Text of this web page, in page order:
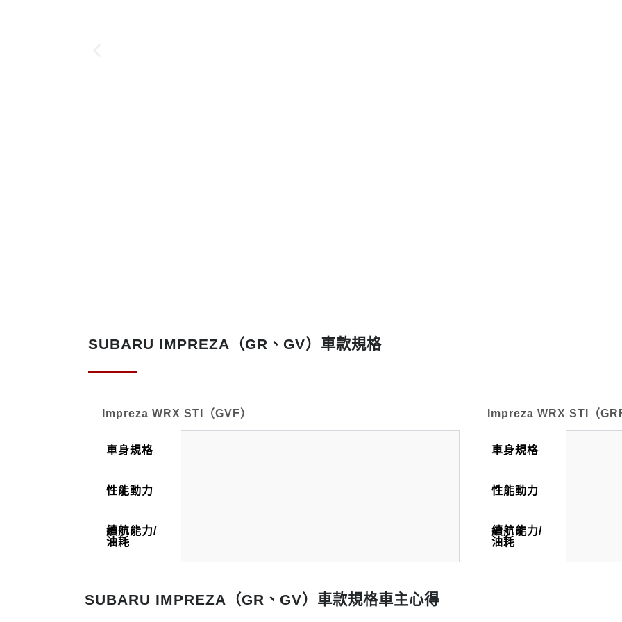
SUBARU IMPREZA（GR、GV）車款規格
Impreza WRX STI（GVF）
車身規格
性能動力
續航能力/
油耗
Impreza WRX STI（
車身規格
性能動力
續航能力/
油耗
SUBARU IMPREZA（GR、GV）車款規格車主心得